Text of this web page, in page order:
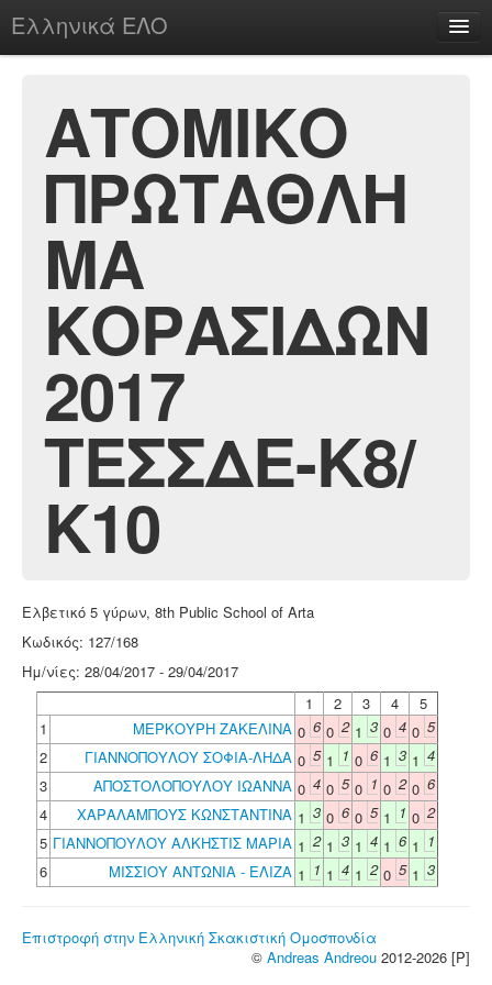
Ελληνικά ΕΛΟ
chesstu.be @ discord
Login
AΤΟΜΙΚΟ
ΠΡΩΤΑΘΛΗ
ΜΑ
ΚΟΡΑΣΙΔΩΝ
2017
ΤΕΣΣΔΕ-Κ8/
Κ10
Ελβετικό 5 γύρων, 8th Public School of Arta
Κωδικός: 127/168
Ημ/νίες: 28/04/2017 - 29/04/2017
1
2 3 4
5
1
ΜΕΡΚΟΥΡΗ ΖΑΚΕΛΙΝΑ 0 6 0 2 1 3 0 4 0 5
2
ΓΙΑΝΝΟΠΟΥΛΟΥ ΣΟΦΙΑ-ΛΗΔΑ 0 5 1 1 0 6 1 3 1 4
3
ΑΠΟΣΤΟΛΟΠΟΥΛΟΥ ΙΩΑΝΝΑ 0 4 0 5 0 1 0 2 0 6
4
ΧΑΡΑΛΑΜΠΟΥΣ ΚΩΝΣΤΑΝΤΙΝΑ 1 3 0 6 0 5 1 1 0 2
5 ΓΙΑΝΝΟΠΟΥΛΟΥ ΑΛΚΗΣΤΙΣ ΜΑΡΙΑ 1 2 1 3 1 4 1 6 1 1
6
ΜΙΣΣΙΟΥ ΑΝΤΩΝΙΑ - ΕΛΙΖΑ 1 1 1 4 1 2 0 5 1 3
Επιστροφή στην Ελληνική Σκακιστική Ομοσπονδία
© Andreas Andreou 2012-2026 [P]